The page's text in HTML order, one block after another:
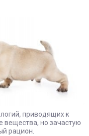
приводящих к
вещества, но зачастую
рацион.